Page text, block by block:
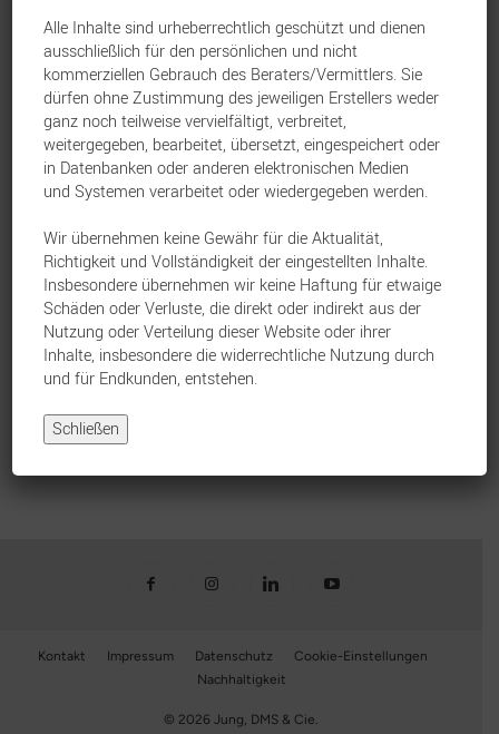
Produktbedingungen festgelegten Kosten.
Die Konditionenabfrage wurde für den
Aktionszeitraum im JDC-
Maklerverwaltungsprogramm iCRM
überarbeitet. Hier informieren und Angebote
erstellen: Mediolanum International Life dac
Kontakt Impressum Datenschutz
Cookie-Einstellungen
Nachhaltigkeit
© 2026 Jung, DMS & Cie.
Alle Inhalte sind urheberrechtlich geschützt und dienen
ausschließlich für den persönlichen und nicht
kommerziellen Gebrauch des Beraters/Vermittlers. Sie
dürfen ohne Zustimmung des jeweiligen Erstellers weder
ganz noch teilweise vervielfältigt, verbreitet,
weitergegeben, bearbeitet, übersetzt, eingespeichert oder
in Datenbanken oder anderen elektronischen Medien
und Systemen verarbeitet oder wiedergegeben werden.
Wir übernehmen keine Gewähr für die Aktualität,
Richtigkeit und Vollständigkeit der eingestellten Inhalte.
Insbesondere übernehmen wir keine Haftung für etwaige
Schäden oder Verluste, die direkt oder indirekt aus der
Nutzung oder Verteilung dieser Website oder ihrer
Inhalte, insbesondere die widerrechtliche Nutzung durch
und für Endkunden, entstehen.
Schließen